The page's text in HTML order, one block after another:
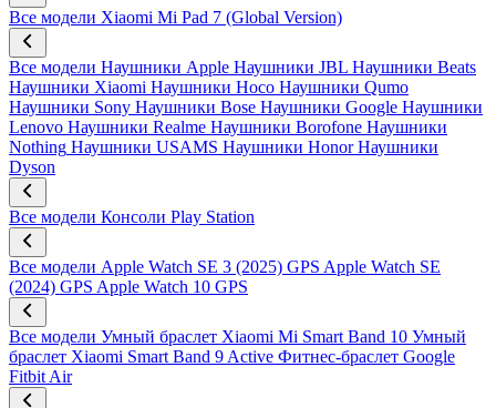
Все модели Xiaomi Mi Pad 7 (Global Version)
Все модели Наушники Apple Наушники JBL Наушники Beats
Наушники Xiaomi Наушники Hoco Наушники Qumo
Наушники Sony Наушники Bose Наушники Google Наушники
Lenovo Наушники Realme Наушники Borofone Наушники
Nothing Наушники USAMS Наушники Honor Наушники
Dyson
Все модели Консоли Play Station
Все модели Apple Watch SE 3 (2025) GPS Apple Watch SE
(2024) GPS Apple Watch 10 GPS
Все модели Умный браслет Xiaomi Mi Smart Band 10 Умный
браслет Xiaomi Smart Band 9 Active Фитнес-браслет Google
Fitbit Air